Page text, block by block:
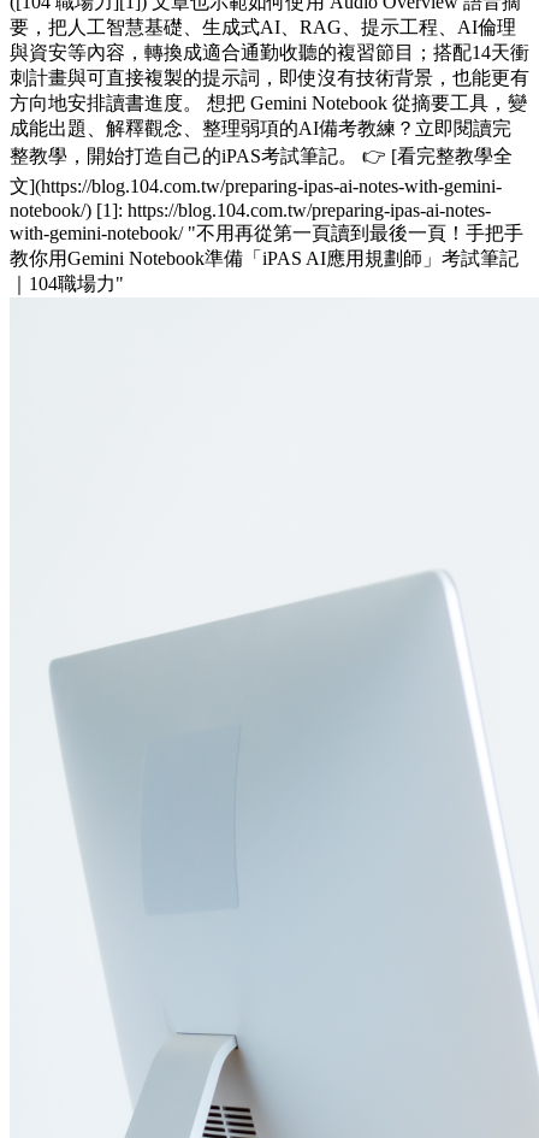
要，把人工智慧基礎、生成式AI、RAG、提示工程、AI倫理
與資安等內容，轉換成適合通勤收聽的複習節目；搭配14天衝
刺計畫與可直接複製的提示詞，即使沒有技術背景，也能更有
方向地安排讀書進度。 想把 Gemini Notebook 從摘要工具，變
成能出題、解釋觀念、整理弱項的AI備考教練？立即閱讀完
整教學，開始打造自己的iPAS考試筆記。 👉 [看完整教學全
文](https://blog.104.com.tw/preparing-ipas-ai-notes-with-gemini-
notebook/) [1]: https://blog.104.com.tw/preparing-ipas-ai-notes-
with-gemini-notebook/ "不用再從第一頁讀到最後一頁！手把手
教你用Gemini Notebook準備「iPAS AI應用規劃師」考試筆記
｜104職場力"